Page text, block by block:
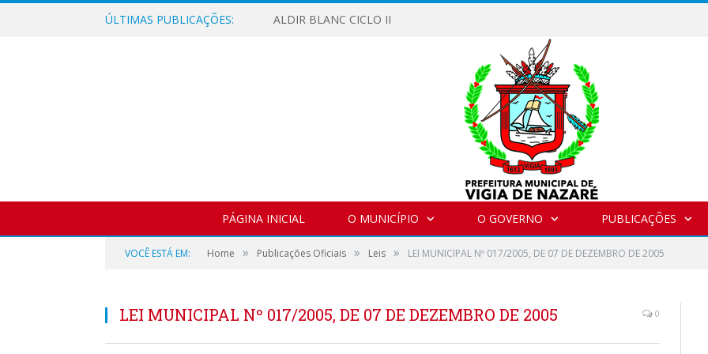
ÚLTIMAS PUBLICAÇÕES: ALDIR BLANC CICLO II
PÁGINA INICIAL O MUNICÍPIO O GOVERNO PUBLICAÇÕES
VOCÊ ESTÁ EM: Home » Publicações Oficiais » Leis » LEI MUNICIPAL Nº 017/2005, DE 07 DE DEZEMBRO DE 2005
LEI MUNICIPAL Nº 017/2005, DE 07 DE DEZEMBRO DE 2005 0